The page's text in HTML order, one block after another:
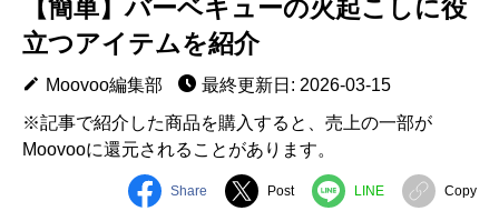
【簡単】バーベキューの火起こしに役
立つアイテムを紹介
Moovoo編集部
最終更新日: 2026-03-15
※記事で紹介した商品を購入すると、売上の一部が
Moovooに還元されることがあります。
Share Post LINE Copy